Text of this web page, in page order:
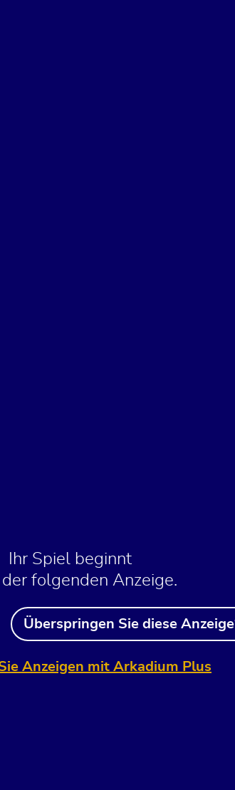
Ihr Spiel beginnt
der folgenden Anzeige.
Überspringen Sie diese Anzeige
Anzeigen mit Arkadium Plus